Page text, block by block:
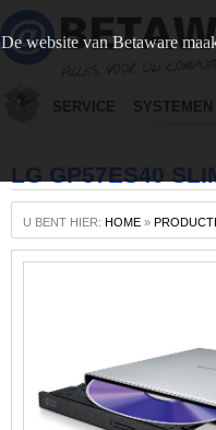
De website van Betaware
SERVICE SYSTEMEN
LG GP57ES40
U BENT HIER: HOME »